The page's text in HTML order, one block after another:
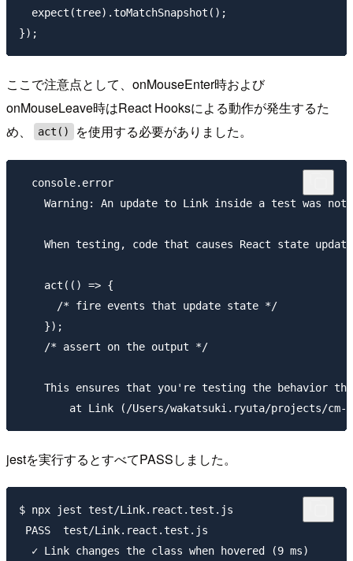
  expect(tree).toMatchSnapshot();
ここで注意点として、onMouseEnter時および
onMouseLeave時はReact Hooksによる動作が発生するた
め、
act() を使用する必要がありました。
  console.error
Warning: An update to Link inside a test was not
When testing, code that causes React state
    act(() => {
      /* fire events that update state */
    });
    /* assert on the output */
This ensures that you're testing the behavior
jestを実行するとすべてPASSしました。
$ npx jest test/Link.react.test.js
PASS  test/Link.react.test.js
  ✓ Link changes the class when hovered (9 ms)